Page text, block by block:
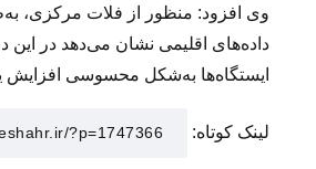
وی افزود: منظور از فلات مرکزی،
داده‌های اقلیمی نشان می‌دهد در این
ایستگاه‌ها به‌شکل محسوسی
لینک کوتاه: